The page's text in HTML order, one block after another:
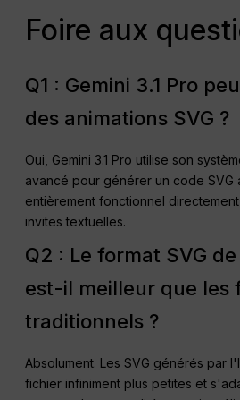
Foire aux
Q1 : Gemini 3.1 Pro
des animations SVG ?
Oui, Gemini 3.1 Pro utilise son
avancé pour générer un code SVG
entièrement fonctionnel
invites textuelles.
Q2 : Le format SVG de
est-il meilleur que les
traditionnels ?
Absolument. Les SVG générés par
fichier infiniment plus petites et